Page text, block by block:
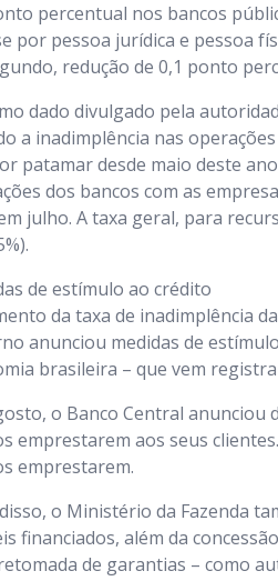
percentual nos bancos
por pessoa jurídica e pessoa
redução de 0,1 ponto
dado divulgado pela
a inadimplência nas
patamar desde maio deste
dos bancos com as
julho. A taxa geral, para
de estímulo ao crédito
da taxa de inadimplência
anunciou medidas de
brasileira – que vem
o Banco Central anunciou
emprestarem aos seus
emprestarem.
o Ministério da Fazenda
financiados, além da
de garantias – como